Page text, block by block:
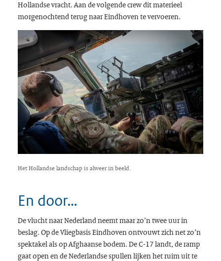
Hollandse vracht. Aan de volgende crew dit materieel
morgenochtend terug naar Eindhoven te vervoeren.
Het Hollandse landschap is alweer in beeld.
En door…
De vlucht naar Nederland neemt maar zo’n twee uur in
beslag. Op de Vliegbasis Eindhoven ontvouwt zich net zo’n
spektakel als op Afghaanse bodem. De C-17 landt, de ramp
gaat open en de Nederlandse spullen lijken het ruim uit te